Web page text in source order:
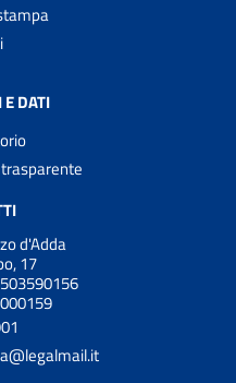
DATI
d'Adda
17